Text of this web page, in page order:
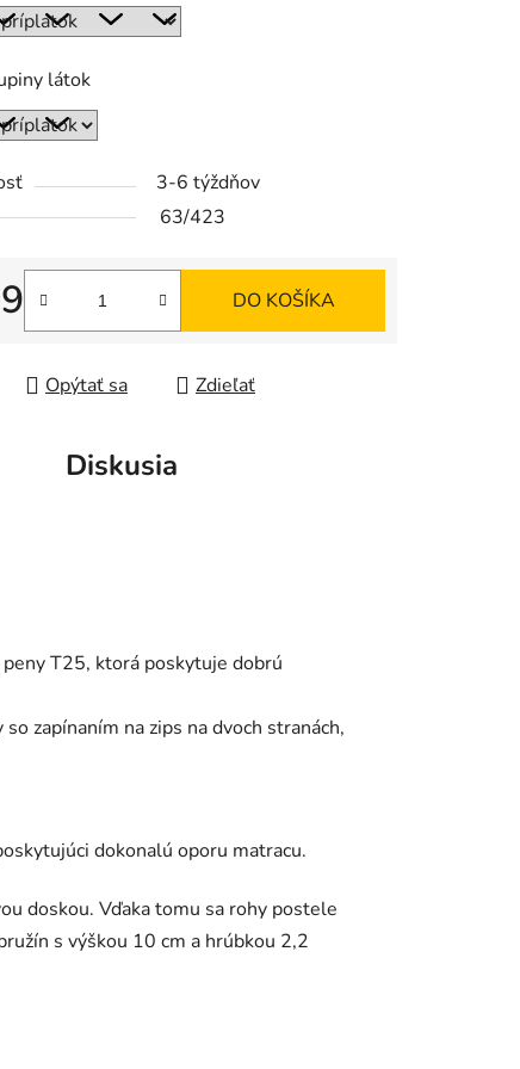
látok
3-6 týždňov
63/423
cena:
DO KOŠÍKA
Opýtať sa Zdieľať
Diskusia
T25, ktorá poskytuje dobrú
zapínaním na zips na dvoch stranách,
dokonalú oporu matracu.
doskou. Vďaka tomu sa rohy postele
s výškou 10 cm a hrúbkou 2,2